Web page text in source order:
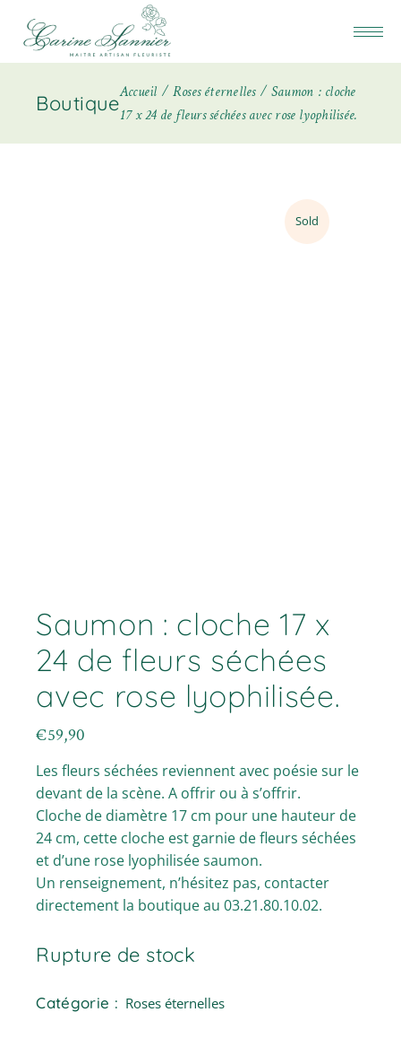
BoutiqueAccueil Roses éternelles
Saumon : cloche
17 x 24 de fleurs séchées avec rose lyophilisée.
Sold
Saumon : cloche 17 x
24 de fleurs séchées
avec rose lyophilisée.
€59,90
Les fleurs séchées reviennent avec poésie sur le
devant de la scène. A offrir ou à s’offrir.
Cloche de diamètre 17 cm pour une hauteur de
24 cm, cette cloche est garnie de fleurs séchées
et d’une rose lyophilisée saumon.
Un renseignement, n’hésitez pas, contacter
directement la boutique au 03.21.80.10.02.
Rupture de stock
Catégorie : Roses éternelles